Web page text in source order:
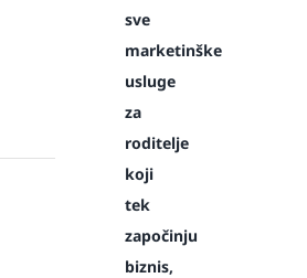
sve
marketinške
usluge
za
roditelje
koji
tek
započinju
biznis,